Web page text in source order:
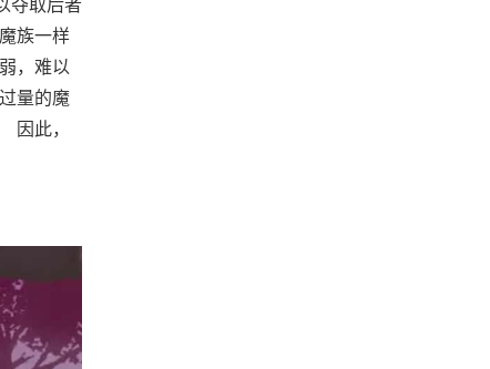
夺取后者
族一样
，难以
量的魔
因此，